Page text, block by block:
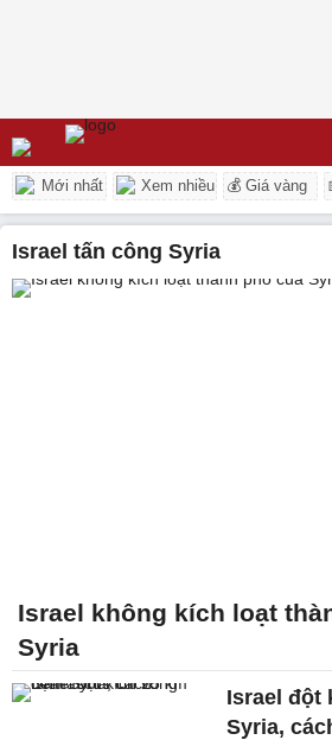
Mới nhất Xem nhiều 💰 Giá vàng
Israel tấn công Syria
Israel không kích loạt
Syria
Israel đột
Syria,